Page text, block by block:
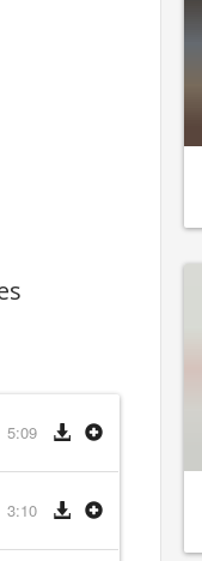
McGlynn
5:09
McGlynn
3:10